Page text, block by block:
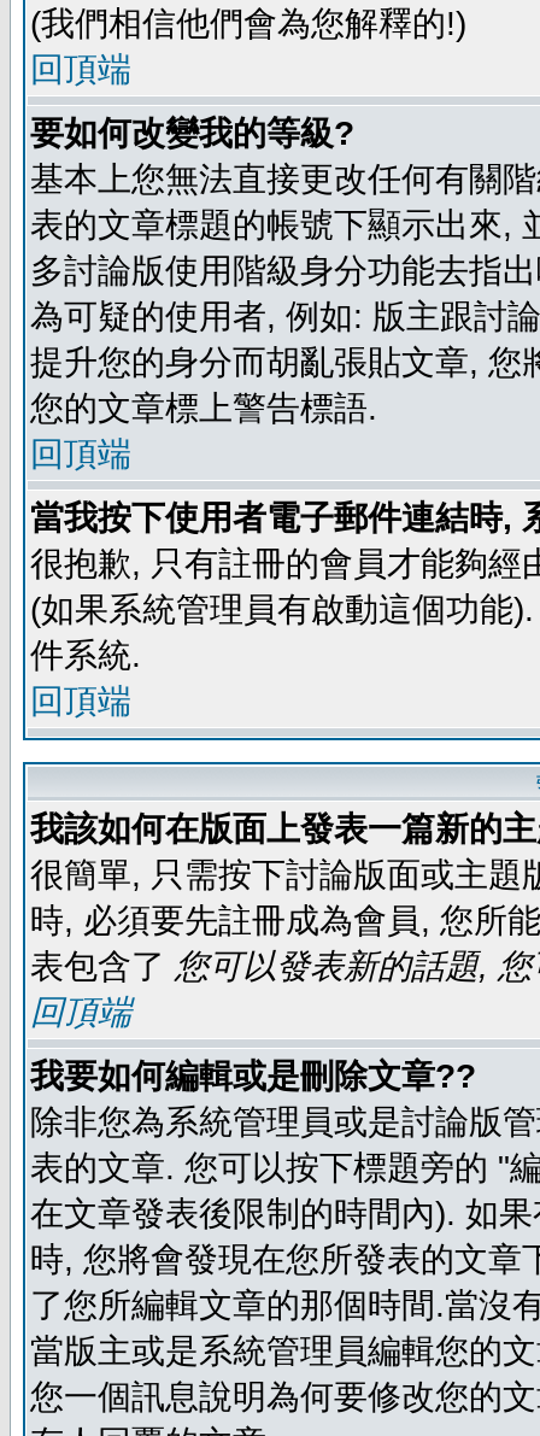
(我們相信他們會為您解釋的!)
回頂端
要如何改變我的等級?
基本上您無法直接更改任何有關
表的文章標題的帳號下顯示出來,
多討論版使用階級身分功能去指
為可疑的使用者, 例如: 版主跟討
提升您的身分而胡亂張貼文章,
您的文章標上警告標語.
回頂端
當我按下使用者電子郵件連結時,
很抱歉, 只有註冊的會員才能夠
(如果系統管理員有啟動這個功能
件系統.
回頂端
我該如何在版面上發表一篇新的
很簡單, 只需按下討論版面或主
時, 必須要先註冊成為會員, 您所
表包含了 您可以發表新的話題,
回頂端
我要如何編輯或是刪除文章??
除非您為系統管理員或是討論版
表的文章. 您可以按下標題旁的 "
在文章發表後限制的時間內). 如
時, 您將會發現在您所發表的文
了您所編輯文章的那個時間.當沒
當版主或是系統管理員編輯您的
您一個訊息說明為何要修改您的